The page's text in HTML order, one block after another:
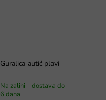
Guralica autić plavi
Na zalihi - dostava do
6 dana